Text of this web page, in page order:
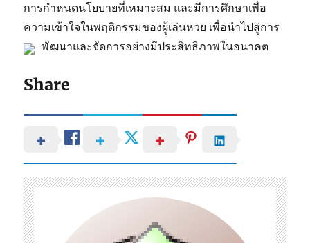
การกำหนดนโยบายที่เหมาะสม และมีการศึกษาเพื่อ
ความเข้าใจในพฤติกรรมของผู้เล่นหวย เพื่อนำไปสู่การ
พัฒนาและจัดการอย่างมีประสิทธิภาพในอนาคต
Share